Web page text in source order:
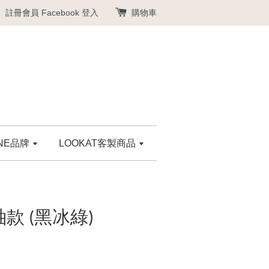
註冊會員 Facebook 登入 購物車
品牌 LOOKAT客製商品
款 (黑冰綠)